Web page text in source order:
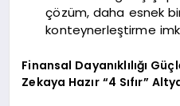
çözüm, daha esnek
konteynerleştirme
Finansal Dayanıklılığı
Zekaya Hazır “4 Sıfır”